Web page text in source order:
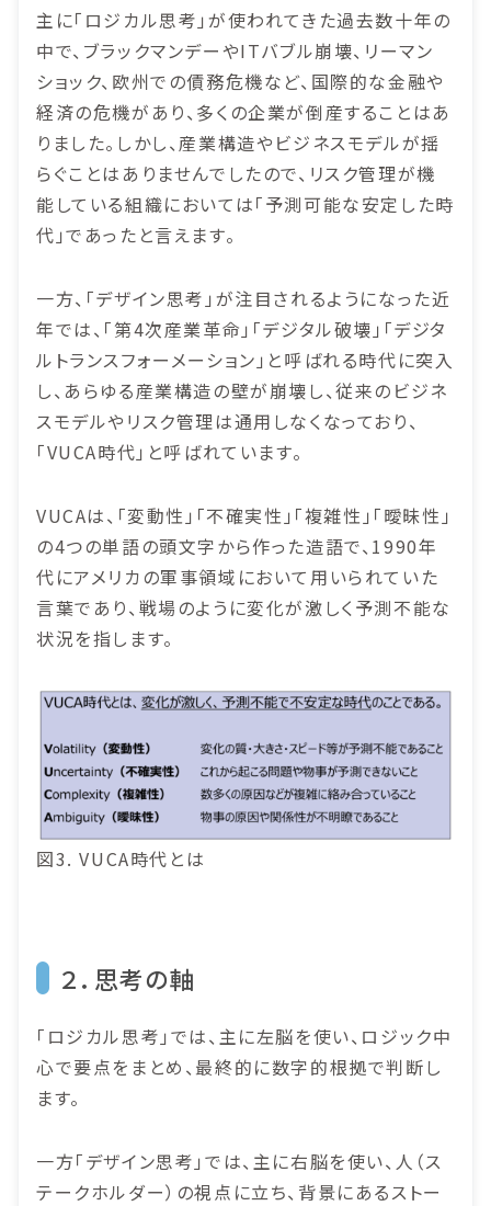
主に「ロジカル思考」が使われてきた過去数十年の
中で、ブラックマンデーやITバブル崩壊、リーマン
ショック、欧州での債務危機など、国際的な金融や
経済の危機があり、多くの企業が倒産することはあ
りました。しかし、産業構造やビジネスモデルが揺
らぐことはありませんでしたので、リスク管理が機
能している組織においては「予測可能な安定した時
代」であったと言えます。
一方、「デザイン思考」が注目されるようになった近
年では、「第4次産業革命」「デジタル破壊」「デジタ
ルトランスフォーメーション」と呼ばれる時代に突入
し、あらゆる産業構造の壁が崩壊し、従来のビジネ
スモデルやリスク管理は通用しなくなっており、
「VUCA時代」と呼ばれています。
VUCAは、「変動性」「不確実性」「複雑性」「曖昧性」
の4つの単語の頭文字から作った造語で、1990年
代にアメリカの軍事領域において用いられていた
言葉であり、戦場のように変化が激しく予測不能な
状況を指します。
図3. VUCA時代とは
２．思考の軸
「ロジカル思考」では、主に左脳を使い、ロジック中
心で要点をまとめ、最終的に数字的根拠で判断し
ます。
一方「デザイン思考」では、主に右脳を使い、人（ス
テークホルダー）の視点に立ち、背景にあるストー